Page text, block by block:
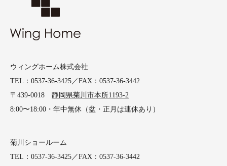
ウィングホーム株式会社
TEL：0537-36-3425／FAX：0537-36-3442
〒439-0018 静岡県菊川市本所1193-2
8:00〜18:00・年中無休（盆・正月は連休あり）
菊川ショールーム
TEL：0537-36-3425／FAX：0537-36-3442